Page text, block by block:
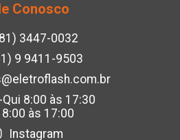
Conosco
3447-0032
9 9411-9503
8:00 às 17:30
8:00 às 17:00
Instagram